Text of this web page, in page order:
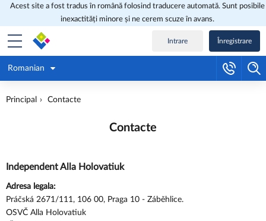
Acest site a fost tradus în română folosind traducere automată. Sunt posibile
inexactități minore și ne cerem scuze în avans.
Intrare Înregistrare
Romanian
Principal Contacte
Contacte
Independent Alla Holovatiuk
Adresa legala:
Práčská 2671/111, 106 00, Praga 10 - Záběhlice.
OSVČ Alla Holovatiuk